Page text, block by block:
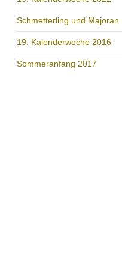
Schmetterling und Majoran
19. Kalenderwoche 2016
Sommeranfang 2017